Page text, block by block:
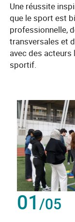
Une réussite
que le sport est
professionnelle,
transversales et
avec des
sportif.
01/05